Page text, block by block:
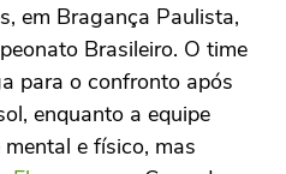
em Bragança Paulista,
Brasileiro. O time
para o confronto após
enquanto a equipe
e físico, mas